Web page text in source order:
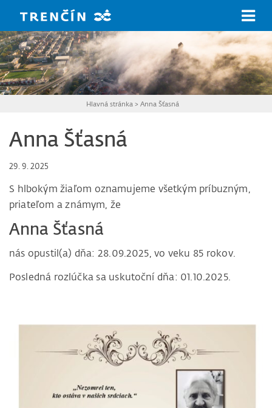
Hlavná stránka > Anna Šťasná
Anna Šťasná
29. 9. 2025
S hlbokým žiaľom oznamujeme všetkým príbuzným,
priateľom a známym, že
Anna Šťasná
nás opustil(a) dňa: 28.09.2025, vo veku 85 rokov.
Posledná rozlúčka sa uskutoční dňa: 01.10.2025.